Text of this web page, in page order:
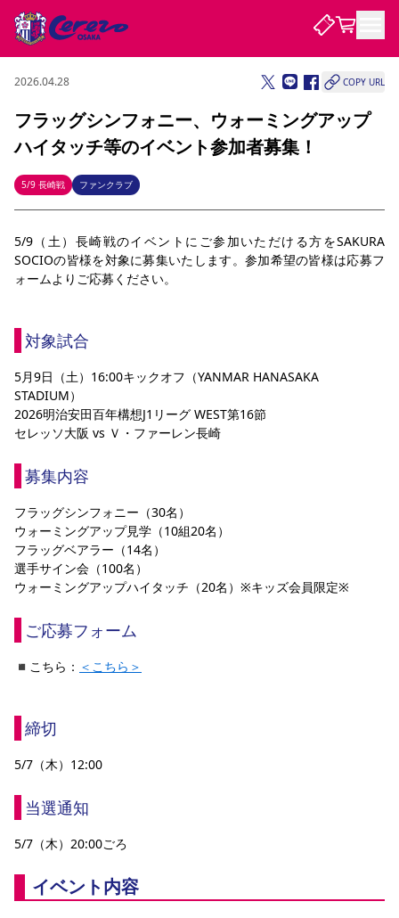
試合・チーム
試合について
試合日程 / 結果 順位表
チームについて
選手・スタッフ スケジュール メディア情報 アクセス レディース
アカデミー
ハナサカプレーヤー 歴代所属選手
観戦する
チケット
チケット情報 販売スケジュール 価格・席種 購入方法
シーズンシート
法人シーズンシート 福祉サービス 団体チケット
特定興行入場券 譲渡サービス リセールサービス
初めて観戦ガイド
観戦マナー&ルール
スタジアム
YANMAR HANASAKA STADIUM
DAZNで観戦
アウェイツアー
アウェイツアー
よくある質問
クラブを知る
セレッソ大阪について
サポートする
セレッソアイデアちょうだいな
応援商店街
Lise（ライセンスビジネス）
サステナビリティ
活動レポート
スポーツクラブ
スポーツクラブ
関連団体/施設
セレッソ大阪アカデミー
ファンクラブ
ファンクラブ
婚姻届・出生届・命名書
ニュース
ニュース
すべて チーム グッズ チケット イベント
ファンクラブ
ホームタウン
パートナー スポーツクラブ
レディース
2026.04.28 COPY URL
フラッグシンフォニー、ウォーミングアップ
ハイタッチ等のイベント参加者募集！
5/9 長崎戦 ファンクラブ
5/9（土）長崎戦のイベントにご参加いただける方をSAKURA
SOCIOの皆様を対象に募集いたします。参加希望の皆様は応募フ
ォームよりご応募ください。
対象試合
5月9日（土）16:00キックオフ（YANMAR HANASAKA
STADIUM）
2026明治安田百年構想J1リーグ WEST第16節
セレッソ大阪 vs Ｖ・ファーレン長崎
募集内容
フラッグシンフォニー（30名）
ウォーミングアップ見学（10組20名）
フラッグベアラー（14名）
選手サイン会（100名）
ウォーミングアップハイタッチ（20名）※キッズ会員限定※
ご応募フォーム
◾️こちら： ＜こちら＞
締切
5/7（木）12:00
当選通知
5/7（木）20:00ごろ
イベント内容